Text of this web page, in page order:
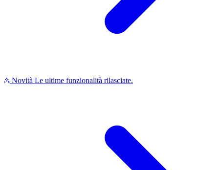
Novità Le ultime funzionalità rilasciate.